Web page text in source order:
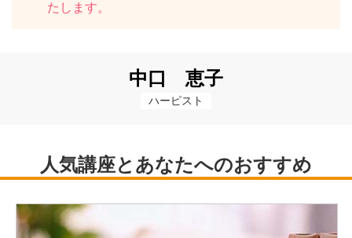
たします。
中口 恵子
ハーピスト